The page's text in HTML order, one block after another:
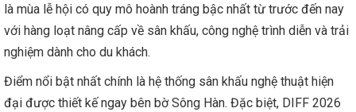
là mùa lễ hội có quy mô hoành tráng bậc nhất từ trước đến nay
với hàng loạt nâng cấp về sân khấu, công nghệ trình diễn và trải
nghiệm dành cho du khách.
Điểm nổi bật nhất chính là hệ thống sân khấu nghệ thuật hiện
đại được thiết kế ngay bên bờ Sông Hàn. Đặc biệt, DIFF 2026